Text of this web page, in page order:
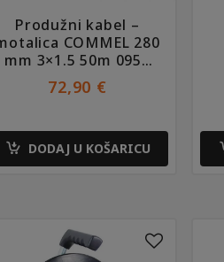
Produžni kabel –
COMMEL 280
mm 3×1.5 50m 0957
PP/J
72,90 €
DODAJ U KOŠARICU